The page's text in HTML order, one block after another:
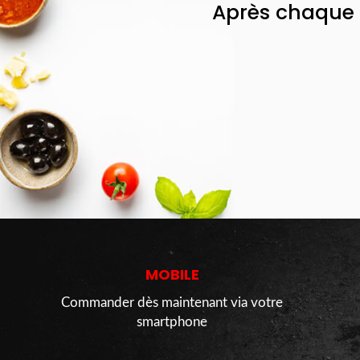
Après
MOBILE
Commander dès maintenant via votre
smartphone